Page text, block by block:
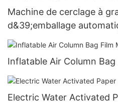
Machine de cerclage à
d&39;emballage
Inflatable Air Column
Electric Water Activated